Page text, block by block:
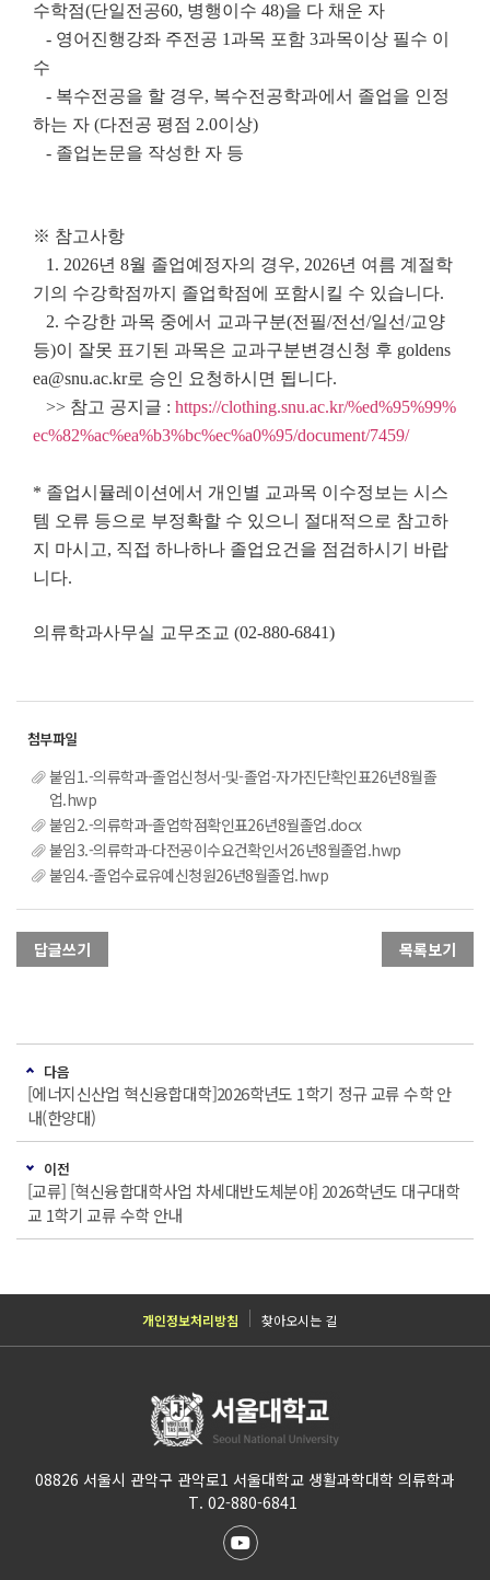
수학점(단일전공60, 병행이수 48)을 다 채운 자
- 영어진행강좌 주전공 1과목 포함 3과목이상 필수 이
수
- 복수전공을 할 경우, 복수전공학과에서 졸업을 인정
하는 자 (다전공 평점 2.0이상)
- 졸업논문을 작성한 자 등
※ 참고사항
1. 2026년 8월 졸업예정자의 경우, 2026년 여름 계절학
기의 수강학점까지 졸업학점에 포함시킬 수 있습니다.
2. 수강한 과목 중에서 교과구분(전필/전선/일선/교양
등)이 잘못 표기된 과목은 교과구분변경신청 후 goldens
ea@snu.ac.kr로 승인 요청하시면 됩니다.
>> 참고 공지글 : https://clothing.snu.ac.kr/%ed%95%99%
ec%82%ac%ea%b3%bc%ec%a0%95/document/7459/
* 졸업시뮬레이션에서 개인별 교과목 이수정보는 시스
템 오류 등으로 부정확할 수 있으니 절대적으로 참고하
지 마시고, 직접 하나하나 졸업요건을 점검하시기 바랍
니다.
의류학과사무실 교무조교 (02-880-6841)
붙임1.-의류학과-졸업신청서-및-졸업-자가진단확인표26년8월졸
업.hwp
붙임2.-의류학과-졸업학점확인표26년8월졸업.docx
붙임3.-의류학과-다전공이수요건확인서26년8월졸업.hwp
붙임4.-졸업수료유예신청원26년8월졸업.hwp
답글쓰기 목록보기
다음
[에너지신산업 혁신융합대학]2026학년도 1학기 정규 교류 수학 안
내(한양대)
이전
[교류] [혁신융합대학사업 차세대반도체분야] 2026학년도 대구대학
교 1학기 교류 수학 안내
개인정보처리방침 찾아오시는 길
08826 서울시 관악구 관악로1 서울대학교 생활과학대학 의류학과
T. 02-880-6841